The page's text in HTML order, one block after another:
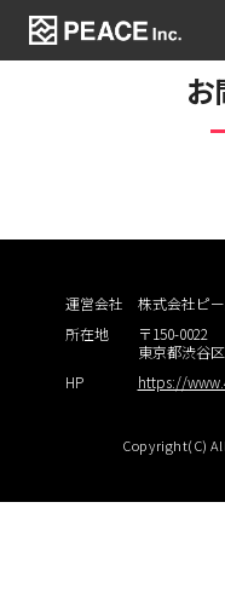
お
運営会社
株式会社ピ
所在地
〒150-0022
東京都渋谷
HP
https://
Copyright(C) All